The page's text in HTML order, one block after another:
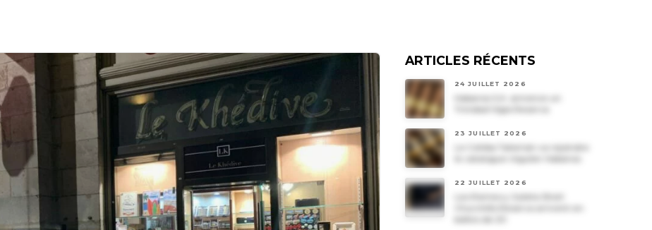
ARTICLES RÉCENTS
24 JUILLET 2026
Habanos S.A. annonce un
Trinidad Vigia Reserva
23 JUILLET 2026
Le Cohiba Talismán va rejoindre
le catalogue régulier Habanos
22 JUILLET 2026
Les Romeo y Julieta Short